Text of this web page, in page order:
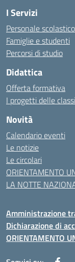
I Servizi
Personale scolastico
Famiglie e studenti
Percorsi di studio
Didattica
Offerta formativa
I progetti delle classi
Novità
Calendario eventi
Le notizie
Le circolari
ORIENTAMENTO
LA NOTTE
Amministrazione
Dichiarazione di
ORIENTAMENTO